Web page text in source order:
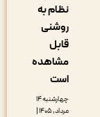
نظام به
مشاهده
چهارشنبه ۱۴
مرداد, ۱۴۰۵ |